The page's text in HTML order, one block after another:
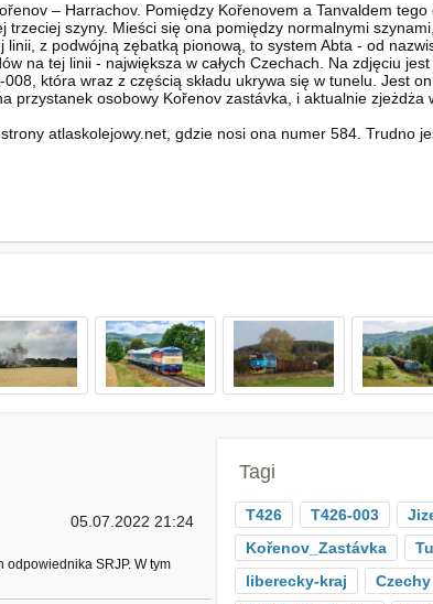
– Harrachov. Pomiędzy Kořenovem a Tanvaldem tego
szyny. Mieści się ona pomiędzy normalnymi
z podwójną zębatką pionową, to system Abta - od
na tej linii - największa w całych Czechach. Na zdjęciu
która wraz z częścią składu ukrywa się w tunelu. Jest
przystanek osobowy Kořenov zastávka, i aktualnie zjeżdża
atlaskolejowy.net, gdzie nosi ona numer 584. Trudno
05.07.2022 21:24
SRJP. W tym
Tagi
T426 T426-003
Kořenov_Zastávka
liberecky-kraj
Czechy